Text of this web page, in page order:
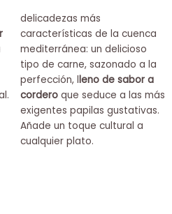
delicadezas más
características de la cuenca
mediterránea: un delicioso
tipo de carne, sazonado a la
perfección, lleno de sabor a
cordero que seduce a las más
exigentes papilas gustativas.
Añade un toque cultural a
cualquier plato.